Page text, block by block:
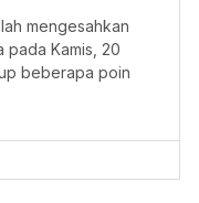
mengesahkan
pada Kamis, 20
beberapa poin